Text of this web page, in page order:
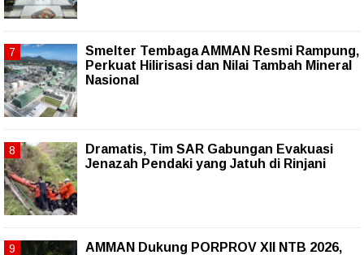
Smelter Tembaga AMMAN Resmi Rampung,
Perkuat Hilirisasi dan Nilai Tambah Mineral
Nasional
Dramatis, Tim SAR Gabungan Evakuasi
Jenazah Pendaki yang Jatuh di Rinjani
AMMAN Dukung PORPROV XII NTB 2026,